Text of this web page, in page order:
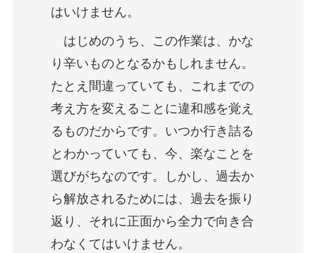
はいけません。
はじめのうち、この作業は、かな
り辛いものとなるかもしれません。
たとえ間違っていても、これまでの
考え方を変えることに違和感を覚え
るものだからです。いつか行き詰る
とわかっていても、今、楽なことを
選びがちなのです。しかし、過去か
ら解放されるためには、過去を振り
返り、それに正面から全力で向き合
わなくてはいけません。